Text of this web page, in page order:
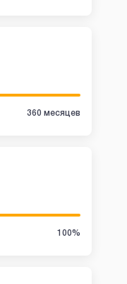
360 месяцев
100%